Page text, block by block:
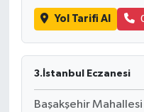
Yol Tarifi Al
3.İstanbul Eczanesi
Başakşehir